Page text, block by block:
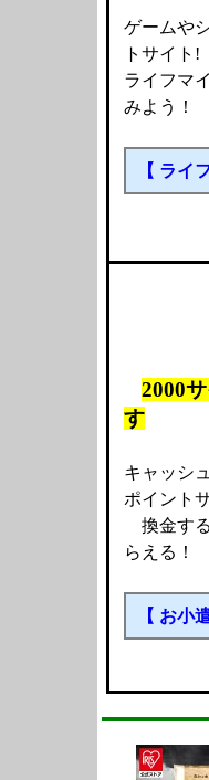
ゲームや
トサイト!
ライフマ
みよう！
【 ライ
2000
す
キャッシ
ポイント
換金す
らえる！
【 お小